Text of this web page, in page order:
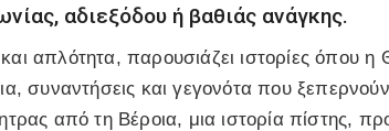
αδιεξόδου ή βαθιάς ανάγκης.
απλότητα, παρουσιάζει ιστορίες όπου η
συναντήσεις και γεγονότα που ξεπερνούν
από τη Βέροια, μια ιστορία πίστης,